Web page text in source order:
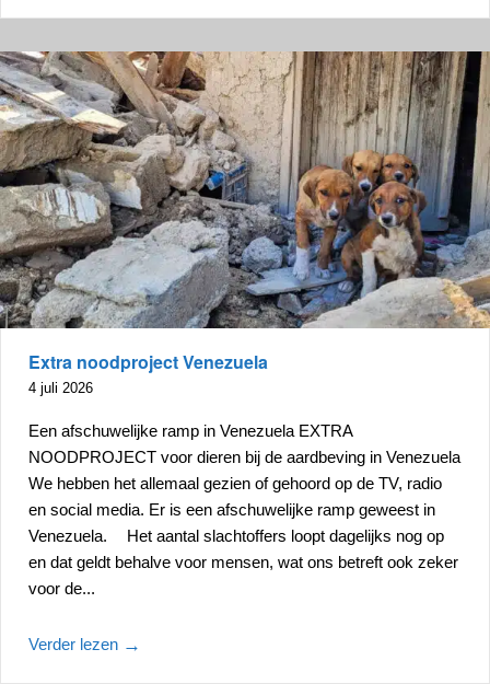
Extra noodproject Venezuela
4 juli 2026
Een afschuwelijke ramp in Venezuela EXTRA
NOODPROJECT voor dieren bij de aardbeving in Venezuela
We hebben het allemaal gezien of gehoord op de TV, radio
en social media. Er is een afschuwelijke ramp geweest in
Venezuela. Het aantal slachtoffers loopt dagelijks nog op
en dat geldt behalve voor mensen, wat ons betreft ook zeker
voor de...
Verder lezen →